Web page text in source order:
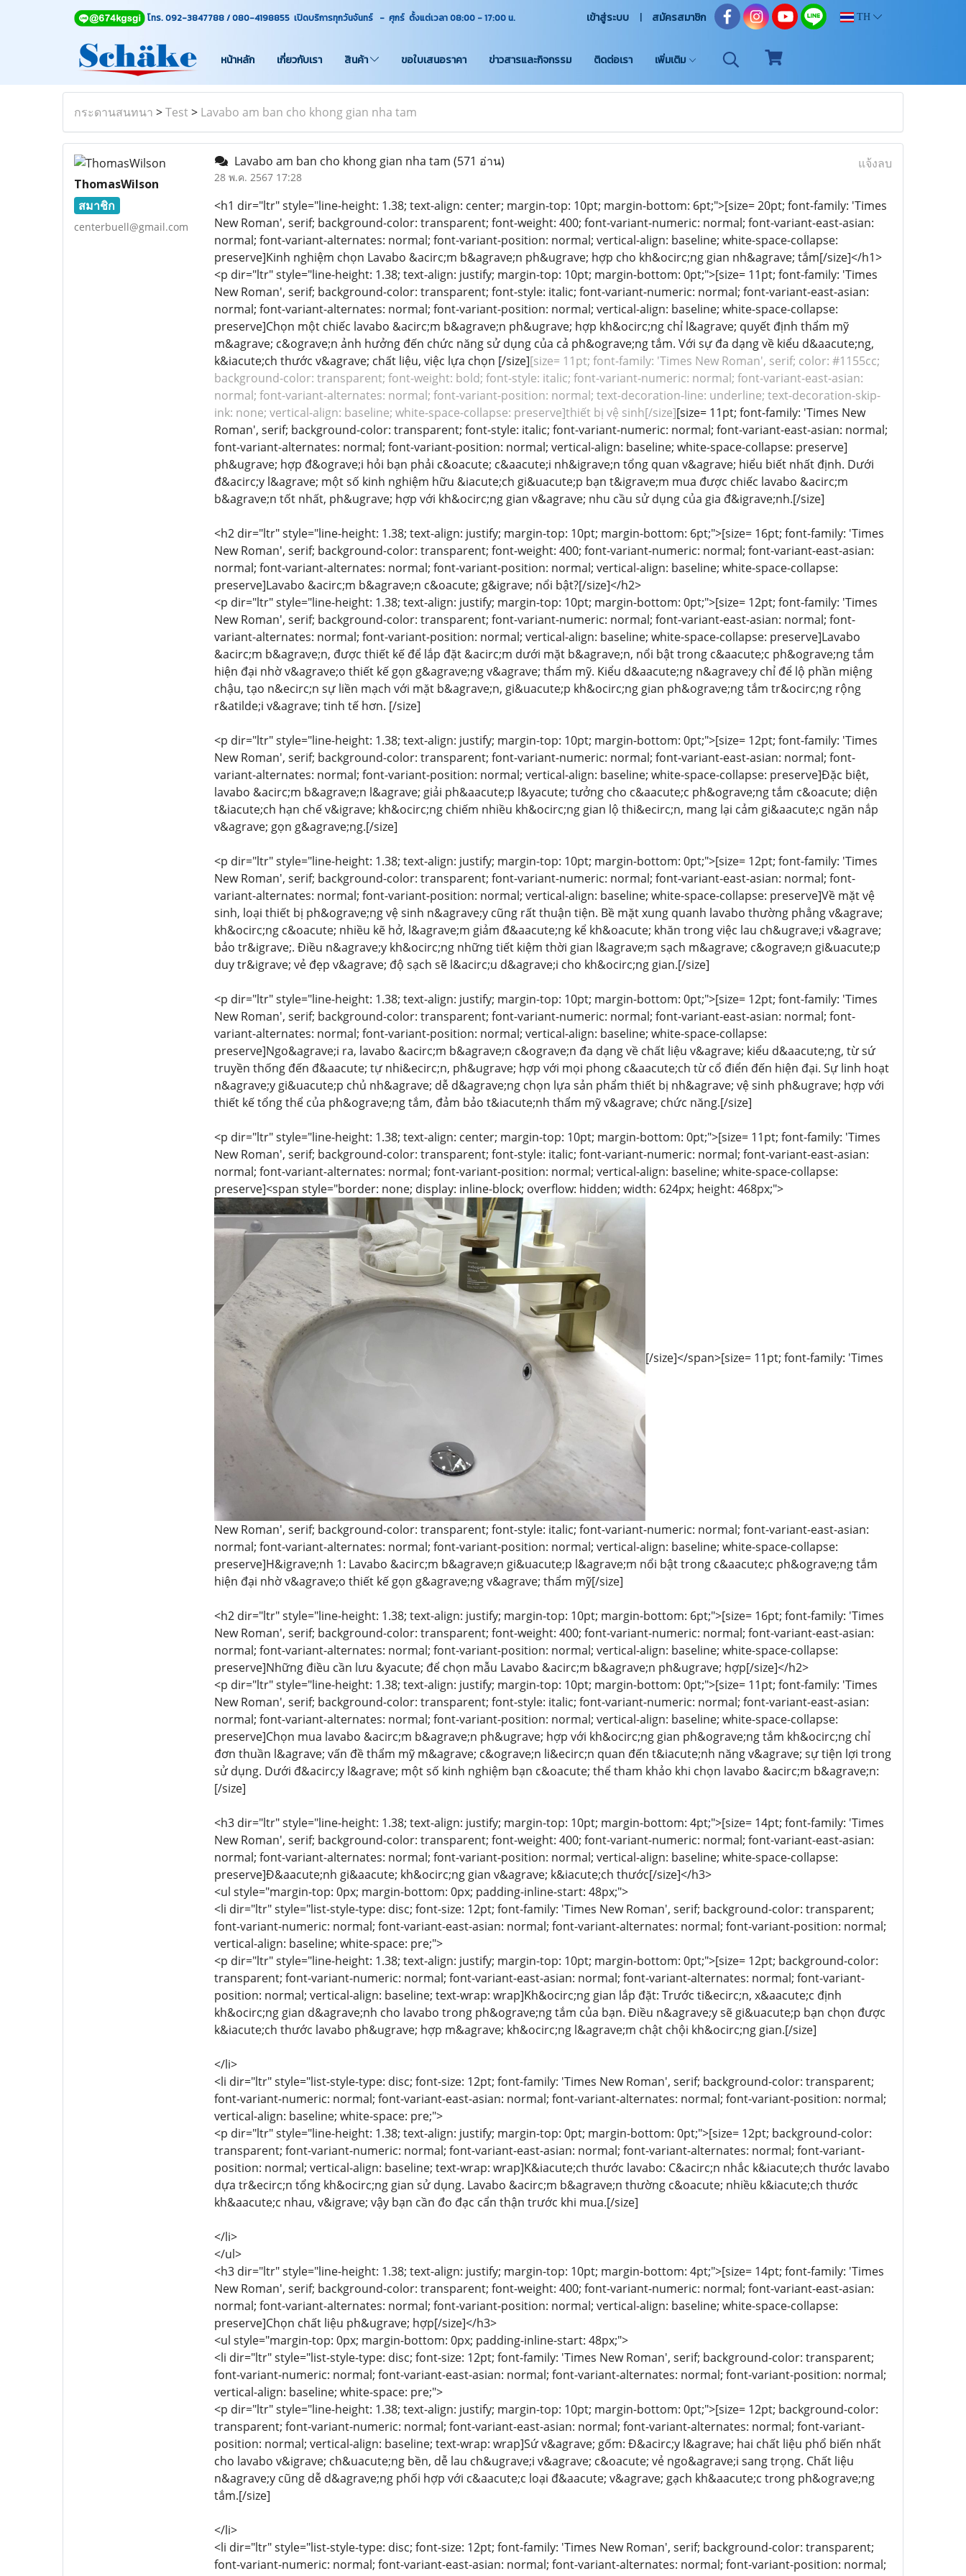
โทร. 092-3847788 / 080-4198855 เปิดบริการทุกวันจันทร์ - ศุกร์ ตั้งแต่เวลา 08:00 - 17:00น. เข้าสู่ระบบ สมัครสมาชิก TH
หน้าหลัก เกี่ยวกับเรา สินค้า ขอใบเสนอราคา ข่าวสารและกิจกรรม ติดต่อเรา เพิ่มเติม
กระดานสนทนา >Test> Lavabo am ban cho khong gian nha tam
ThomasWilson
สมาชิก
centerbuell@gmail.com
Lavabo am ban cho khong gian nha tam (571 อ่าน)
28 พ.ค. 2567 17:28
แจ้งลบ
<h1 dir="ltr" style="line-height: 1.38; text-align: center; margin-top: 10pt; margin-bottom: 6pt;">[size= 20pt; font-family: 'Times
New Roman', serif; background-color: transparent; font-weight: 400; font-variant-numeric: normal; font-variant-east-asian:
normal; font-variant-alternates: normal; font-variant-position: normal; vertical-align: baseline; white-space-collapse:
preserve]Kinh nghiệm chọn Lavabo &acirc;m b&agrave;n ph&ugrave; hợp cho kh&ocirc;ng gian nh&agrave; tắm[/size]</h1>
<p dir="ltr" style="line-height: 1.38; text-align: justify; margin-top: 10pt; margin-bottom: 0pt;">[size= 11pt; font-family: 'Times
New Roman', serif; background-color: transparent; font-style: italic; font-variant-numeric: normal; font-variant-east-asian:
normal; font-variant-alternates: normal; font-variant-position: normal; vertical-align: baseline; white-space-collapse:
preserve]Chọn một chiếc lavabo &acirc;m b&agrave;n ph&ugrave; hợp kh&ocirc;ng chỉ l&agrave; quyết định thẩm mỹ
m&agrave; c&ograve;n ảnh hưởng đến chức năng sử dụng của cả ph&ograve;ng tắm. Với sự đa dạng về kiểu d&aacute;ng,
k&iacute;ch thước v&agrave; chất liệu, việc lựa chọn [/size][size= 11pt; font-family: 'Times New Roman', serif; color: #1155cc;
background-color: transparent; font-weight: bold; font-style: italic; font-variant-numeric: normal; font-variant-east-asian:
normal; font-variant-alternates: normal; font-variant-position: normal; text-decoration-line: underline; text-decoration-skip-
ink: none; vertical-align: baseline; white-space-collapse: preserve]thiết bị vệ sinh[/size][size= 11pt; font-family: 'Times New
Roman', serif; background-color: transparent; font-style: italic; font-variant-numeric: normal; font-variant-east-asian: normal;
font-variant-alternates: normal; font-variant-position: normal; vertical-align: baseline; white-space-collapse: preserve]
ph&ugrave; hợp đ&ograve;i hỏi bạn phải c&oacute; c&aacute;i nh&igrave;n tổng quan v&agrave; hiểu biết nhất định. Dưới
đ&acirc;y l&agrave; một số kinh nghiệm hữu &iacute;ch gi&uacute;p bạn t&igrave;m mua được chiếc lavabo &acirc;m
b&agrave;n tốt nhất, ph&ugrave; hợp với kh&ocirc;ng gian v&agrave; nhu cầu sử dụng của gia đ&igrave;nh.[/size]
<h2 dir="ltr" style="line-height: 1.38; text-align: justify; margin-top: 10pt; margin-bottom: 6pt;">[size= 16pt; font-family: 'Times
New Roman', serif; background-color: transparent; font-weight: 400; font-variant-numeric: normal; font-variant-east-asian:
normal; font-variant-alternates: normal; font-variant-position: normal; vertical-align: baseline; white-space-collapse:
preserve]Lavabo &acirc;m b&agrave;n c&oacute; g&igrave; nổi bật?[/size]</h2>
<p dir="ltr" style="line-height: 1.38; text-align: justify; margin-top: 10pt; margin-bottom: 0pt;">[size= 12pt; font-family: 'Times
New Roman', serif; background-color: transparent; font-variant-numeric: normal; font-variant-east-asian: normal; font-
variant-alternates: normal; font-variant-position: normal; vertical-align: baseline; white-space-collapse: preserve]Lavabo
&acirc;m b&agrave;n, được thiết kế để lắp đặt &acirc;m dưới mặt b&agrave;n, nổi bật trong c&aacute;c ph&ograve;ng tắm
hiện đại nhờ v&agrave;o thiết kế gọn g&agrave;ng v&agrave; thẩm mỹ. Kiểu d&aacute;ng n&agrave;y chỉ để lộ phần miệng
chậu, tạo n&ecirc;n sự liền mạch với mặt b&agrave;n, gi&uacute;p kh&ocirc;ng gian ph&ograve;ng tắm tr&ocirc;ng rộng
r&atilde;i v&agrave; tinh tế hơn. [/size]
<p dir="ltr" style="line-height: 1.38; text-align: justify; margin-top: 10pt; margin-bottom: 0pt;">[size= 12pt; font-family: 'Times
New Roman', serif; background-color: transparent; font-variant-numeric: normal; font-variant-east-asian: normal; font-
variant-alternates: normal; font-variant-position: normal; vertical-align: baseline; white-space-collapse: preserve]Đặc biệt,
lavabo &acirc;m b&agrave;n l&agrave; giải ph&aacute;p l&yacute; tưởng cho c&aacute;c ph&ograve;ng tắm c&oacute; diện
t&iacute;ch hạn chế v&igrave; kh&ocirc;ng chiếm nhiều kh&ocirc;ng gian lộ thi&ecirc;n, mang lại cảm gi&aacute;c ngăn nắp
v&agrave; gọn g&agrave;ng.[/size]
<p dir="ltr" style="line-height: 1.38; text-align: justify; margin-top: 10pt; margin-bottom: 0pt;">[size= 12pt; font-family: 'Times
New Roman', serif; background-color: transparent; font-variant-numeric: normal; font-variant-east-asian: normal; font-
variant-alternates: normal; font-variant-position: normal; vertical-align: baseline; white-space-collapse: preserve]Về mặt vệ
sinh, loại thiết bị ph&ograve;ng vệ sinh n&agrave;y cũng rất thuận tiện. Bề mặt xung quanh lavabo thường phẳng v&agrave;
kh&ocirc;ng c&oacute; nhiều kẽ hở, l&agrave;m giảm đ&aacute;ng kể kh&oacute; khăn trong việc lau ch&ugrave;i v&agrave;
bảo tr&igrave;. Điều n&agrave;y kh&ocirc;ng những tiết kiệm thời gian l&agrave;m sạch m&agrave; c&ograve;n gi&uacute;p
duy tr&igrave; vẻ đẹp v&agrave; độ sạch sẽ l&acirc;u d&agrave;i cho kh&ocirc;ng gian.[/size]
<p dir="ltr" style="line-height: 1.38; text-align: justify; margin-top: 10pt; margin-bottom: 0pt;">[size= 12pt; font-family: 'Times
New Roman', serif; background-color: transparent; font-variant-numeric: normal; font-variant-east-asian: normal; font-
variant-alternates: normal; font-variant-position: normal; vertical-align: baseline; white-space-collapse:
preserve]Ngo&agrave;i ra, lavabo &acirc;m b&agrave;n c&ograve;n đa dạng về chất liệu v&agrave; kiểu d&aacute;ng, từ sứ
truyền thống đến đ&aacute; tự nhi&ecirc;n, ph&ugrave; hợp với mọi phong c&aacute;ch từ cổ điển đến hiện đại. Sự linh hoạt
n&agrave;y gi&uacute;p chủ nh&agrave; dễ d&agrave;ng chọn lựa sản phẩm thiết bị nh&agrave; vệ sinh ph&ugrave; hợp với
thiết kế tổng thể của ph&ograve;ng tắm, đảm bảo t&iacute;nh thẩm mỹ v&agrave; chức năng.[/size]
<p dir="ltr" style="line-height: 1.38; text-align: center; margin-top: 10pt; margin-bottom: 0pt;">[size= 11pt; font-family: 'Times
New Roman', serif; background-color: transparent; font-style: italic; font-variant-numeric: normal; font-variant-east-asian:
normal; font-variant-alternates: normal; font-variant-position: normal; vertical-align: baseline; white-space-collapse:
preserve]<span style="border: none; display: inline-block; overflow: hidden; width: 624px; height: 468px;">
[/size]</span>[size= 11pt; font-family: 'Times
New Roman', serif; background-color: transparent; font-style: italic; font-variant-numeric: normal; font-variant-east-asian:
normal; font-variant-alternates: normal; font-variant-position: normal; vertical-align: baseline; white-space-collapse:
preserve]H&igrave;nh 1: Lavabo &acirc;m b&agrave;n gi&uacute;p l&agrave;m nổi bật trong c&aacute;c ph&ograve;ng tắm
hiện đại nhờ v&agrave;o thiết kế gọn g&agrave;ng v&agrave; thẩm mỹ[/size]
<h2 dir="ltr" style="line-height: 1.38; text-align: justify; margin-top: 10pt; margin-bottom: 6pt;">[size= 16pt; font-family: 'Times
New Roman', serif; background-color: transparent; font-weight: 400; font-variant-numeric: normal; font-variant-east-asian:
normal; font-variant-alternates: normal; font-variant-position: normal; vertical-align: baseline; white-space-collapse:
preserve]Những điều cần lưu &yacute; để chọn mẫu Lavabo &acirc;m b&agrave;n ph&ugrave; hợp[/size]</h2>
<p dir="ltr" style="line-height: 1.38; text-align: justify; margin-top: 10pt; margin-bottom: 0pt;">[size= 11pt; font-family: 'Times
New Roman', serif; background-color: transparent; font-style: italic; font-variant-numeric: normal; font-variant-east-asian:
normal; font-variant-alternates: normal; font-variant-position: normal; vertical-align: baseline; white-space-collapse:
preserve]Chọn mua lavabo &acirc;m b&agrave;n ph&ugrave; hợp với kh&ocirc;ng gian ph&ograve;ng tắm kh&ocirc;ng chỉ
đơn thuần l&agrave; vấn đề thẩm mỹ m&agrave; c&ograve;n li&ecirc;n quan đến t&iacute;nh năng v&agrave; sự tiện lợi trong
sử dụng. Dưới đ&acirc;y l&agrave; một số kinh nghiệm bạn c&oacute; thể tham khảo khi chọn lavabo &acirc;m b&agrave;n:
[/size]
<h3 dir="ltr" style="line-height: 1.38; text-align: justify; margin-top: 10pt; margin-bottom: 4pt;">[size= 14pt; font-family: 'Times
New Roman', serif; background-color: transparent; font-weight: 400; font-variant-numeric: normal; font-variant-east-asian:
normal; font-variant-alternates: normal; font-variant-position: normal; vertical-align: baseline; white-space-collapse:
preserve]Đ&aacute;nh gi&aacute; kh&ocirc;ng gian v&agrave; k&iacute;ch thước[/size]</h3>
<ul style="margin-top: 0px; margin-bottom: 0px; padding-inline-start: 48px;">
<li dir="ltr" style="list-style-type: disc; font-size: 12pt; font-family: 'Times New Roman', serif; background-color: transparent;
font-variant-numeric: normal; font-variant-east-asian: normal; font-variant-alternates: normal; font-variant-position: normal;
vertical-align: baseline; white-space: pre;">
<p dir="ltr" style="line-height: 1.38; text-align: justify; margin-top: 10pt; margin-bottom: 0pt;">[size= 12pt; background-color:
transparent; font-variant-numeric: normal; font-variant-east-asian: normal; font-variant-alternates: normal; font-variant-
position: normal; vertical-align: baseline; text-wrap: wrap]Kh&ocirc;ng gian lắp đặt: Trước ti&ecirc;n, x&aacute;c định
kh&ocirc;ng gian d&agrave;nh cho lavabo trong ph&ograve;ng tắm của bạn. Điều n&agrave;y sẽ gi&uacute;p bạn chọn được
k&iacute;ch thước lavabo ph&ugrave; hợp m&agrave; kh&ocirc;ng l&agrave;m chật chội kh&ocirc;ng gian.[/size]
</li>
<li dir="ltr" style="list-style-type: disc; font-size: 12pt; font-family: 'Times New Roman', serif; background-color: transparent;
font-variant-numeric: normal; font-variant-east-asian: normal; font-variant-alternates: normal; font-variant-position: normal;
vertical-align: baseline; white-space: pre;">
<p dir="ltr" style="line-height: 1.38; text-align: justify; margin-top: 0pt; margin-bottom: 0pt;">[size= 12pt; background-color:
transparent; font-variant-numeric: normal; font-variant-east-asian: normal; font-variant-alternates: normal; font-variant-
position: normal; vertical-align: baseline; text-wrap: wrap]K&iacute;ch thước lavabo: C&acirc;n nhắc k&iacute;ch thước lavabo
dựa tr&ecirc;n tổng kh&ocirc;ng gian sử dụng. Lavabo &acirc;m b&agrave;n thường c&oacute; nhiều k&iacute;ch thước
kh&aacute;c nhau, v&igrave; vậy bạn cần đo đạc cẩn thận trước khi mua.[/size]
</li>
</ul>
<h3 dir="ltr" style="line-height: 1.38; text-align: justify; margin-top: 10pt; margin-bottom: 4pt;">[size= 14pt; font-family: 'Times
New Roman', serif; background-color: transparent; font-weight: 400; font-variant-numeric: normal; font-variant-east-asian:
normal; font-variant-alternates: normal; font-variant-position: normal; vertical-align: baseline; white-space-collapse:
preserve]Chọn chất liệu ph&ugrave; hợp[/size]</h3>
<ul style="margin-top: 0px; margin-bottom: 0px; padding-inline-start: 48px;">
<li dir="ltr" style="list-style-type: disc; font-size: 12pt; font-family: 'Times New Roman', serif; background-color: transparent;
font-variant-numeric: normal; font-variant-east-asian: normal; font-variant-alternates: normal; font-variant-position: normal;
vertical-align: baseline; white-space: pre;">
<p dir="ltr" style="line-height: 1.38; text-align: justify; margin-top: 10pt; margin-bottom: 0pt;">[size= 12pt; background-color:
transparent; font-variant-numeric: normal; font-variant-east-asian: normal; font-variant-alternates: normal; font-variant-
position: normal; vertical-align: baseline; text-wrap: wrap]Sứ v&agrave; gốm: Đ&acirc;y l&agrave; hai chất liệu phổ biến nhất
cho lavabo v&igrave; ch&uacute;ng bền, dễ lau ch&ugrave;i v&agrave; c&oacute; vẻ ngo&agrave;i sang trọng. Chất liệu
n&agrave;y cũng dễ d&agrave;ng phối hợp với c&aacute;c loại đ&aacute; v&agrave; gạch kh&aacute;c trong ph&ograve;ng
tắm.[/size]
</li>
<li dir="ltr" style="list-style-type: disc; font-size: 12pt; font-family: 'Times New Roman', serif; background-color: transparent;
font-variant-numeric: normal; font-variant-east-asian: normal; font-variant-alternates: normal; font-variant-position: normal;